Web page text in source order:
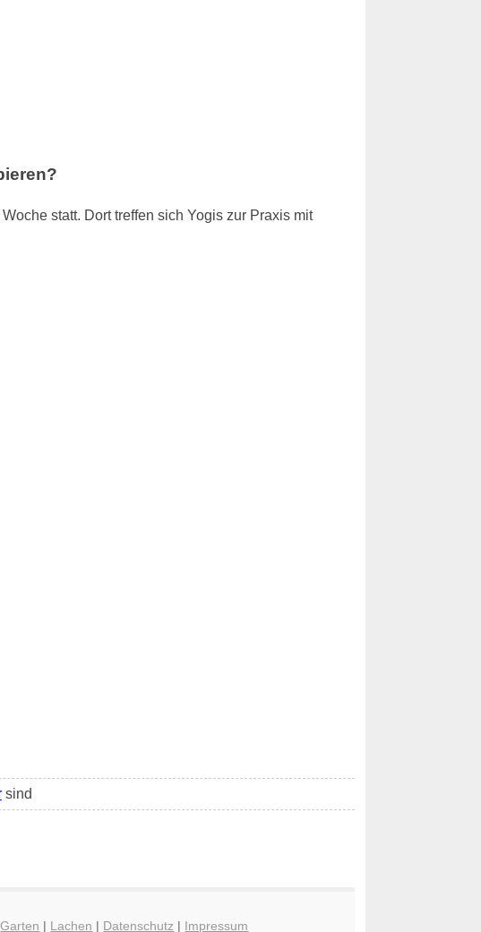
statt. Dort treffen sich Yogis zur Praxis mit
sind
Garten | Lachen | Datenschutz | Impressum